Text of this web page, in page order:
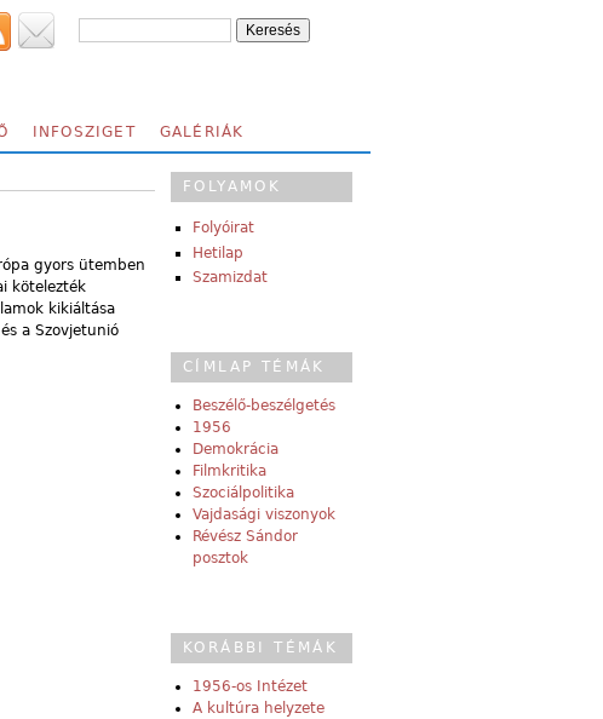
INFOSZIGET GALÉRIÁK
gyors ütemben
kötelezték
kikiáltása
a Szovjetunió
FOLYAMOK
Folyóirat
Hetilap
Szamizdat
CÍMLAP TÉMÁK
Beszélő-beszélgetés
1956
Demokrácia
Filmkritika
Szociálpolitika
Vajdasági viszonyok
Révész Sándor
posztok
KORÁBBI TÉMÁK
1956-os Intézet
A kultúra helyzete